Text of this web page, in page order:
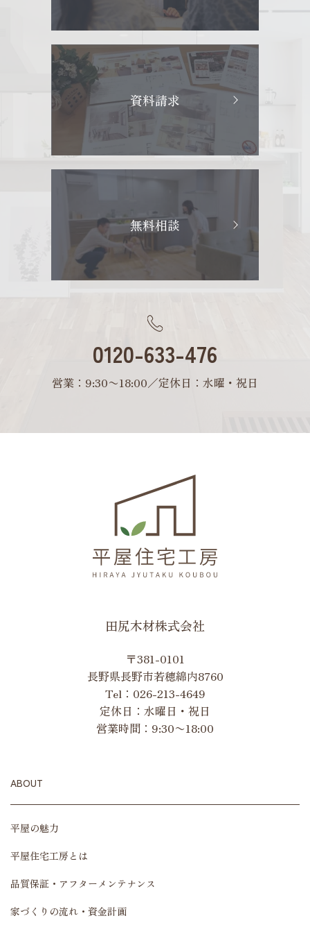
資料請求
無料相談
0120-633-476
営業：9:30〜18:00／定休日：水曜・祝日
田尻木材株式会社
〒381-0101
長野県長野市若穂綿内8760
Tel： 026-213-4649
定休日：水曜日・祝日
営業時間：9:30〜18:00
ABOUT
平屋の魅力
平屋住宅工房とは
品質保証・アフターメンテナンス
家づくりの流れ・資金計画